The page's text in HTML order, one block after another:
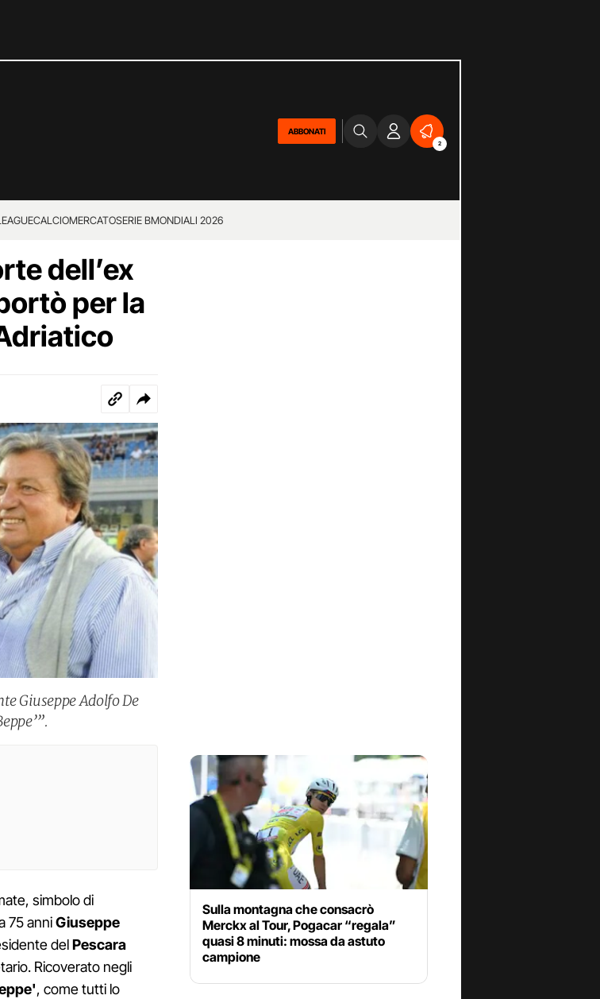
ABBONATI
2
CALCIOMERCATOSERIE BMONDIALI 2026
dell’ex
per la
Giuseppe Adolfo De
simbolo di
75 anniGiuseppe
delPescara
Ricoverato negli
, come tutti lo
Sulla montagna che consacrò
Merckx al Tour, Pogacar “regala”
quasi 8 minuti: mossa da astuto
campione